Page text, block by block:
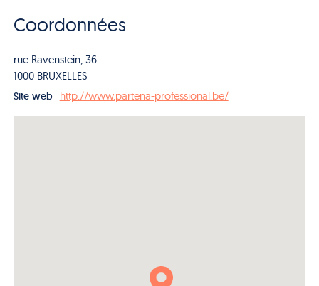
Coordonnées
rue Ravenstein, 36
1000 BRUXELLES
Site web http://www.partena-professional.be/